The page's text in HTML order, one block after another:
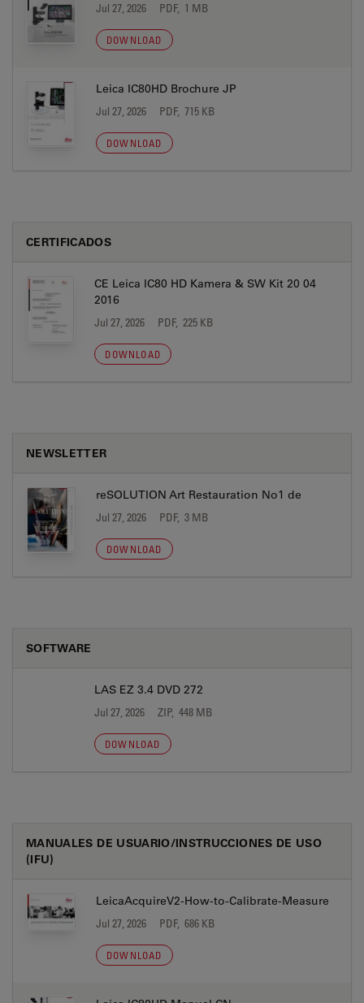
Jul 27, 2026 PDF, 1 MB
DOWNLOAD
Leica IC80HD Brochure JP
Jul 27, 2026 PDF, 715 KB
DOWNLOAD
CERTIFICADOS
CE Leica IC80 HD Kamera & SW Kit 20 04
2016
Jul 27, 2026 PDF, 225 KB
DOWNLOAD
NEWSLETTER
reSOLUTION Art Restauration No1 de
Jul 27, 2026 PDF, 3 MB
DOWNLOAD
SOFTWARE
LAS EZ 3.4 DVD 272
Jul 27, 2026 ZIP, 448 MB
DOWNLOAD
MANUALES DE USUARIO/INSTRUCCIONES DE USO
(IFU)
LeicaAcquireV2-How-to-Calibrate-Measure
Jul 27, 2026 PDF, 686 KB
DOWNLOAD